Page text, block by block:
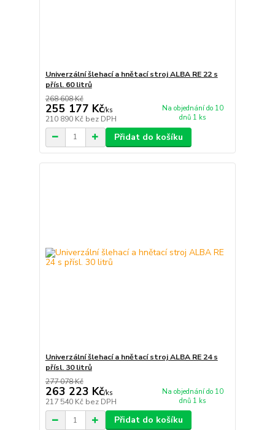
Univerzální šlehací a hnětací stroj ALBA RE 22 s
přísl. 60 litrů
268 608 Kč
255 177 Kč/ks
210 890 Kč bez DPH
Na objednání do 10
dnů 1 ks
Přidat do košíku
Univerzální šlehací a hnětací stroj ALBA RE 24 s
přísl. 30 litrů
277 078 Kč
263 223 Kč/ks
217 540 Kč bez DPH
Na objednání do 10
dnů 1 ks
Přidat do košíku